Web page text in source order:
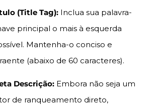
(Title Tag): Inclua sua palavra-
principal o mais à esquerda
Mantenha-o conciso e
(abaixo de 60 caracteres).
Descrição: Embora não seja um
de ranqueamento direto,